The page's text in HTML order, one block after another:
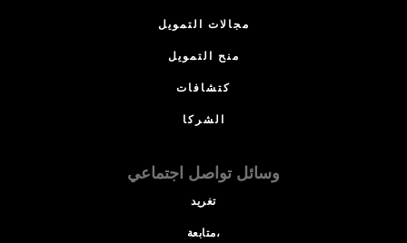
مجالات التمويل
منح التمويل
كتشافات
الشركا
وسائل تواصل اجتماعي
تغريد
متابعة،